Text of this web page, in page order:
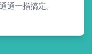
通一指搞定。